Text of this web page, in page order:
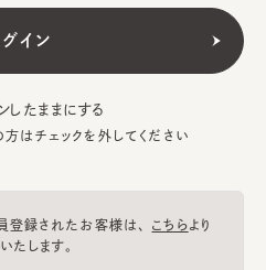
したままにする
はチェックを外してください
録されたお客様は、 こちらより
たします。